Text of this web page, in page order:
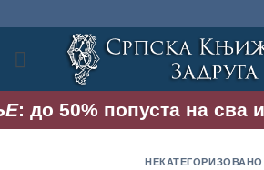
садржај
до 50% попуста на сва
НЕКАТЕГОРИЗОВАНО